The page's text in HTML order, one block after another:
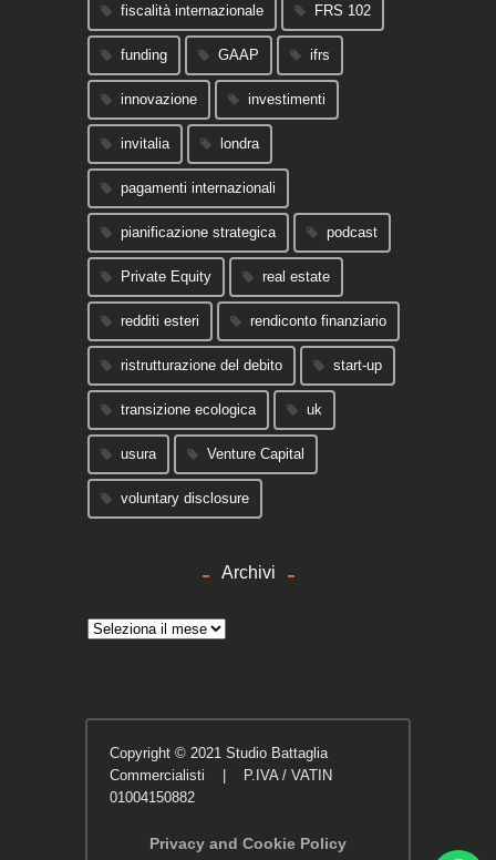
fiscalità internazionale FRS 102
funding GAAP ifrs
innovazione investimenti
invitalia londra
pagamenti internazionali
pianificazione strategica podcast
Private Equity real estate
redditi esteri rendiconto finanziario
ristrutturazione del debito start-up
transizione ecologica uk
usura Venture Capital
voluntary disclosure
Archivi
Archivi
Copyright © 2021 Studio Battaglia
Commercialisti | P.IVA / VATIN
01004150882
Privacy and Cookie Policy